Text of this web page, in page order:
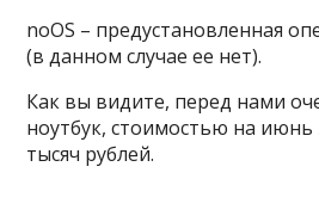
noOS – предустановленная
(в данном случае ее нет).
Как вы видите, перед нами
ноутбук, стоимостью на июнь
тысяч рублей.